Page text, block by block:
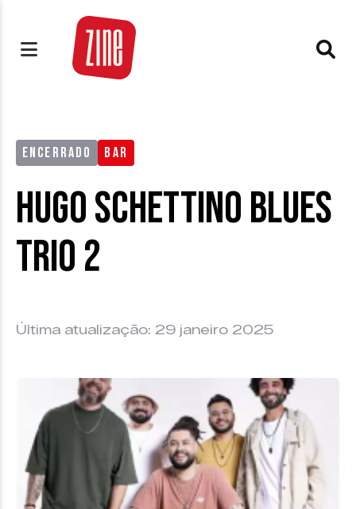
ENCERRADO BAR
Hugo Schettino Blues
Trio 2
Última atualização: 29 janeiro 2025